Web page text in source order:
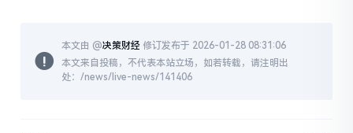
本文由 @决策财经 修订发布于 2026-01-28 08:31:06
本文来自投稿，不代表本站立场，如若转载，请注明出
处：/news/live-news/141406